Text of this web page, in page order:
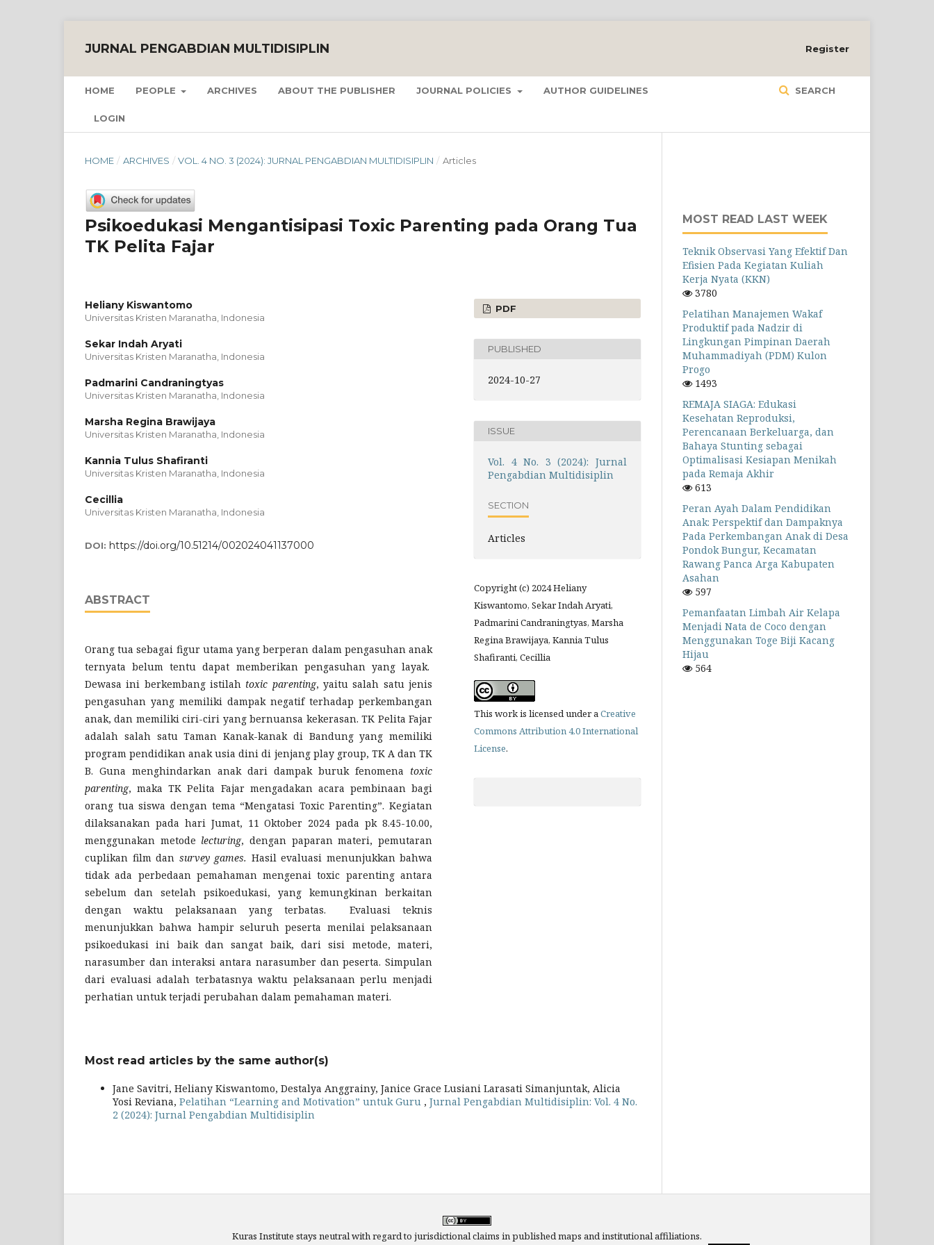
JURNAL PENGABDIAN MULTIDISIPLIN
HOME PEOPLE ARCHIVES ABOUT THE PUBLISHER JOURNAL POLICIES AUTHOR GUIDELINES
LOGIN
SEARCH
Register
HOME / ARCHIVES / VOL. 4 NO. 3 (2024): JURNAL PENGABDIAN MULTIDISIPLIN / Articles
Psikoedukasi Mengantisipasi Toxic Parenting pada Orang Tua
TK Pelita Fajar
Heliany Kiswantomo
Universitas Kristen Maranatha, Indonesia
Sekar Indah Aryati
Universitas Kristen Maranatha, Indonesia
Padmarini Candraningtyas
Universitas Kristen Maranatha, Indonesia
Marsha Regina Brawijaya
Universitas Kristen Maranatha, Indonesia
Kannia Tulus Shafiranti
Universitas Kristen Maranatha, Indonesia
Cecillia
Universitas Kristen Maranatha, Indonesia
DOI: https://doi.org/10.51214/002024041137000
ABSTRACT
Orang tua sebagai figur utama yang berperan dalam pengasuhan anak
ternyata belum tentu dapat memberikan pengasuhan yang layak.
Dewasa ini berkembang istilah toxic parenting, yaitu salah satu jenis
pengasuhan yang memiliki dampak negatif terhadap perkembangan
anak, dan memiliki ciri-ciri yang bernuansa kekerasan. TK Pelita Fajar
adalah salah satu Taman Kanak-kanak di Bandung yang memiliki
program pendidikan anak usia dini di jenjang play group, TK A dan TK
B. Guna menghindarkan anak dari dampak buruk fenomena toxic
parenting, maka TK Pelita Fajar mengadakan acara pembinaan bagi
orang tua siswa dengan tema “Mengatasi Toxic Parenting”. Kegiatan
dilaksanakan pada hari Jumat, 11 Oktober 2024 pada pk 8.45-10.00,
menggunakan metode lecturing, dengan paparan materi, pemutaran
cuplikan film dan survey games. Hasil evaluasi menunjukkan bahwa
tidak ada perbedaan pemahaman mengenai toxic parenting antara
sebelum dan setelah psikoedukasi, yang kemungkinan berkaitan
dengan waktu pelaksanaan yang terbatas. Evaluasi teknis
menunjukkan bahwa hampir seluruh peserta menilai pelaksanaan
psikoedukasi ini baik dan sangat baik, dari sisi metode, materi,
narasumber dan interaksi antara narasumber dan peserta. Simpulan
dari evaluasi adalah terbatasnya waktu pelaksanaan perlu menjadi
perhatian untuk terjadi perubahan dalam pemahaman materi.
PDF
PUBLISHED
2024-10-27
ISSUE
Vol. 4 No. 3 (2024): Jurnal
Pengabdian Multidisiplin
SECTION
Articles
Copyright (c) 2024 Heliany
Kiswantomo, Sekar Indah Aryati,
Padmarini Candraningtyas, Marsha
Regina Brawijaya, Kannia Tulus
Shafiranti, Cecillia
This work is licensed under a Creative
Commons Attribution 4.0 International
License.
Most read articles by the same author(s)
Jane Savitri, Heliany Kiswantomo, Destalya Anggrainy, Janice Grace Lusiani Larasati Simanjuntak, Alicia
Yosi Reviana, Pelatihan “Learning and Motivation” untuk Guru , Jurnal Pengabdian Multidisiplin: Vol. 4 No.
2 (2024): Jurnal Pengabdian Multidisiplin
MOST READ LAST WEEK
Teknik Observasi Yang Efektif Dan
Efisien Pada Kegiatan Kuliah
Kerja Nyata (KKN)
3780
Pelatihan Manajemen Wakaf
Produktif pada Nadzir di
Lingkungan Pimpinan Daerah
Muhammadiyah (PDM) Kulon
Progo
1493
REMAJA SIAGA: Edukasi
Kesehatan Reproduksi,
Perencanaan Berkeluarga, dan
Bahaya Stunting sebagai
Optimalisasi Kesiapan Menikah
pada Remaja Akhir
613
Peran Ayah Dalam Pendidikan
Anak: Perspektif dan Dampaknya
Pada Perkembangan Anak di Desa
Pondok Bungur, Kecamatan
Rawang Panca Arga Kabupaten
Asahan
597
Pemanfaatan Limbah Air Kelapa
Menjadi Nata de Coco dengan
Menggunakan Toge Biji Kacang
Hijau
564
Kuras Institute stays neutral with regard to jurisdictional claims in published maps and institutional affiliations.